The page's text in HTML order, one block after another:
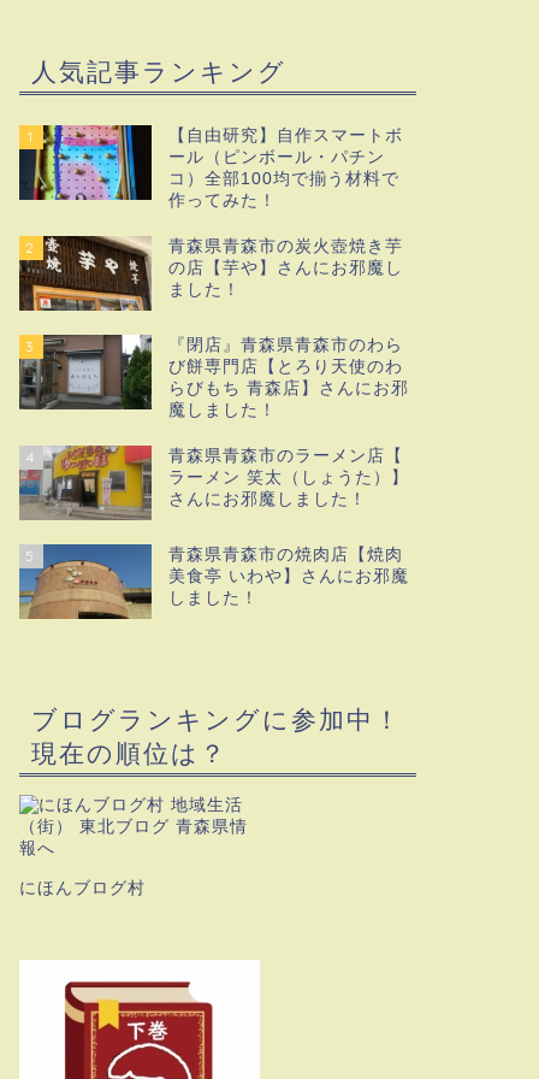
人気記事ランキング
1
【自由研究】自作スマートボ
ール（ピンボール・パチン
コ）全部100均で揃う材料で
作ってみた！
2
青森県青森市の炭火壺焼き芋
の店【芋や】さんにお邪魔し
ました！
3
『閉店』青森県青森市のわら
び餅専門店【とろり天使のわ
らびもち 青森店】さんにお邪
魔しました！
4
青森県青森市のラーメン店【
ラーメン 笑太（しょうた）】
さんにお邪魔しました！
5
青森県青森市の焼肉店【焼肉
美食亭 いわや】さんにお邪魔
しました！
ブログランキングに参加中！
現在の順位は？
にほんブログ村